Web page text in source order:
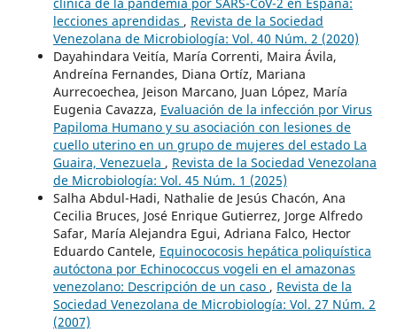
lecciones aprendidas , Revista de la Sociedad
Venezolana de Microbiología: Vol. 40 Núm. 2 (2020)
Dayahindara Veitía, María Correnti, Maira Ávila,
Andreína Fernandes, Diana Ortíz, Mariana
Aurrecoechea, Jeison Marcano, Juan López, María
Eugenia Cavazza, Evaluación de la infección por Virus
Papiloma Humano y su asociación con lesiones de
cuello uterino en un grupo de mujeres del estado La
Guaira, Venezuela , Revista de la Sociedad Venezolana
de Microbiología: Vol. 45 Núm. 1 (2025)
Salha Abdul-Hadi, Nathalie de Jesús Chacón, Ana
Cecilia Bruces, José Enrique Gutierrez, Jorge Alfredo
Safar, María Alejandra Egui, Adriana Falco, Hector
Eduardo Cantele, Equinococosis hepática poliquística
autóctona por Echinococcus vogeli en el amazonas
venezolano: Descripción de un caso , Revista de la
Sociedad Venezolana de Microbiología: Vol. 27 Núm. 2
(2007)